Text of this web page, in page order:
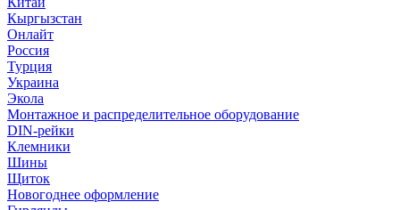
Кыргызстан
Онлайт
Россия
Турция
Украина
Экола
Монтажное и распределительное оборудование
DIN-рейки
Клемники
Шины
Щиток
Новогоднее оформление